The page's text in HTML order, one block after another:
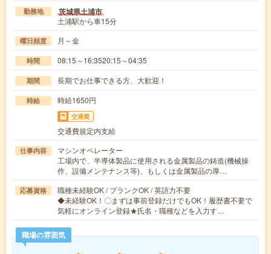
勤務地 茨城県土浦市
土浦駅から車15分
曜日頻度 月～金
時間 08:15～16:3520:15～04:35
期間 長期でお仕事できる方、大歓迎！
時給 時給1650円
交通費
交通費規定内支給
仕事内容
マシンオペレーター
工場内で、半導体製品に使用される金属製品の鋳造(機械操
作、設備メンテナンス等)、もしくは金属製品の厚…
応募資格
職種未経験OK / ブランクOK / 英語力不要
◆未経験OK！〇まずは事前登録だけでもOK！履歴書不要で
気軽にオンライン登録★氏名・職種などを入力す…
職場の雰囲気